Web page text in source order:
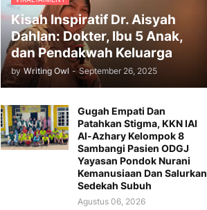
Kisah Inspiratif Dr. Aisyah
Dahlan: Dokter, Ibu 5 Anak,
dan Pendakwah Keluarga
by Writing Owl - September 26, 2025
Gugah Empati Dan
Patahkan Stigma, KKN IAI
Al-Azhary Kelompok 8
Sambangi Pasien ODGJ
Yayasan Pondok Nurani
Kemanusiaan Dan Salurkan
Sedekah Subuh
Agustus 06, 2026